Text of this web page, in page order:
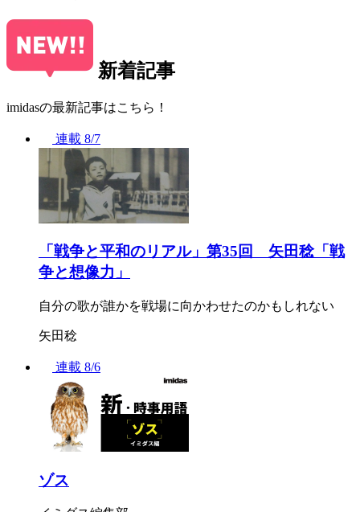
新着記事
imidasの最新記事はこちら！
連載 8/7
「戦争と平和のリアル」第35回 矢田稔「戦
争と想像力」
自分の歌が誰かを戦場に向かわせたのかもしれない
矢田稔
連載 8/6
ゾス